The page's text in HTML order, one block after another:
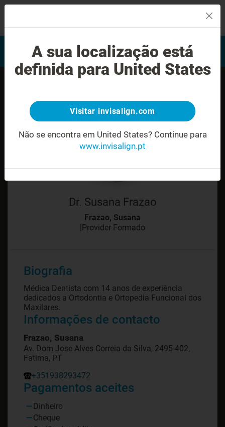
Avaliação do sorriso
Encontrar um Invisalign
provider
Dr. Susana Frazao
Frazao, Susana
|Provider Formado
Biografia
Médica Dentista com 14 anos de experiência
dedicados a Ortodontia e Ortopedia Funcional dos
Maxilares.
Informações de contacto
Frazao, Susana
Av. Dom Jose Alves Correia da Silva, 2495-402,
Fatima, PT
+351938293472
Pagamentos aceites
Dinheiro
Cheque
A sua localização está
definida para United States
Visitar invisalign.com
Não se encontra em United States? Continue para
www.invisalign.pt